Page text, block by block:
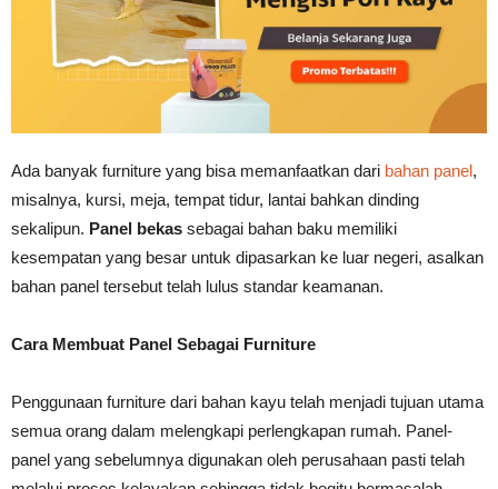
Ada banyak furniture yang bisa memanfaatkan dari bahan panel,
misalnya, kursi, meja, tempat tidur, lantai bahkan dinding
sekalipun. Panel bekas sebagai bahan baku memiliki
kesempatan yang besar untuk dipasarkan ke luar negeri, asalkan
bahan panel tersebut telah lulus standar keamanan.
Cara Membuat Panel Sebagai Furniture
Penggunaan furniture dari bahan kayu telah menjadi tujuan utama
semua orang dalam melengkapi perlengkapan rumah. Panel-
panel yang sebelumnya digunakan oleh perusahaan pasti telah